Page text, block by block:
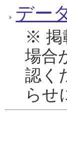
デー
※ 掲
場合
認く
らせ